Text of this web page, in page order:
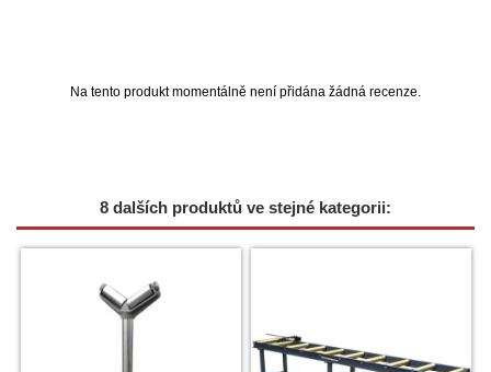
Na tento produkt momentálně není přidána žádná recenze.
8 dalších produktů ve stejné kategorii: